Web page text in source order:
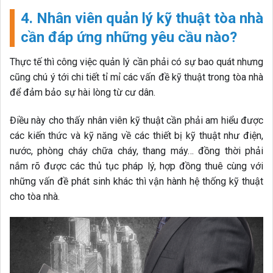
4. Nhân viên quản lý kỹ thuật tòa nhà
cần đáp ứng những yêu cầu nào?
Thực tế thì công việc quản lý cần phải có sự bao quát nhưng
cũng chú ý tới chi tiết tỉ mỉ các vấn đề kỹ thuật trong tòa nhà
để đảm bảo sự hài lòng từ cư dân.
Điều này cho thấy nhân viên kỹ thuật cần phải am hiểu được
các kiến thức và kỹ năng về các thiết bị kỹ thuật như điện,
nước, phòng cháy chữa cháy, thang máy… đồng thời phải
nắm rõ được các thủ tục pháp lý, hợp đồng thuê cùng với
những vấn đề phát sinh khác thì vận hành hệ thống kỹ thuật
cho tòa nhà.